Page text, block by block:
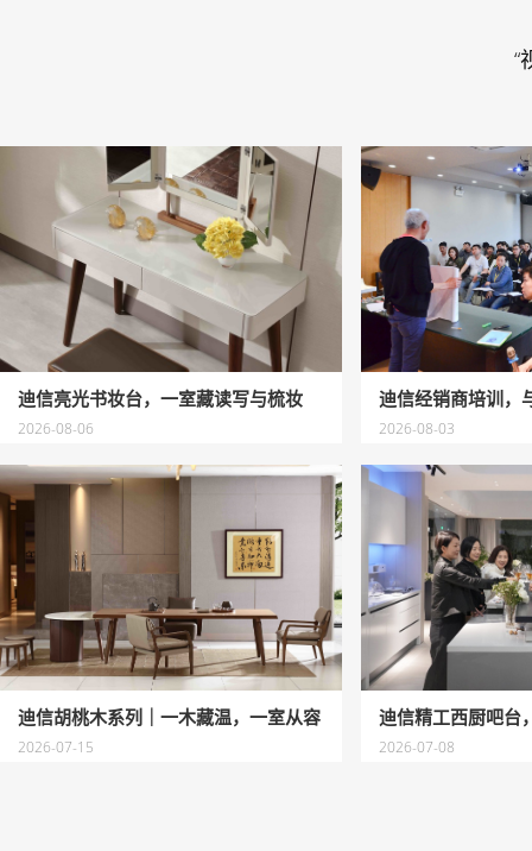
“
迪信亮光书妆台，一室藏读写与梳妆
2026-08-06 2026-08-03
迪信胡桃木系列｜一木藏温，一室从容
2026-07-15 2026-07-08